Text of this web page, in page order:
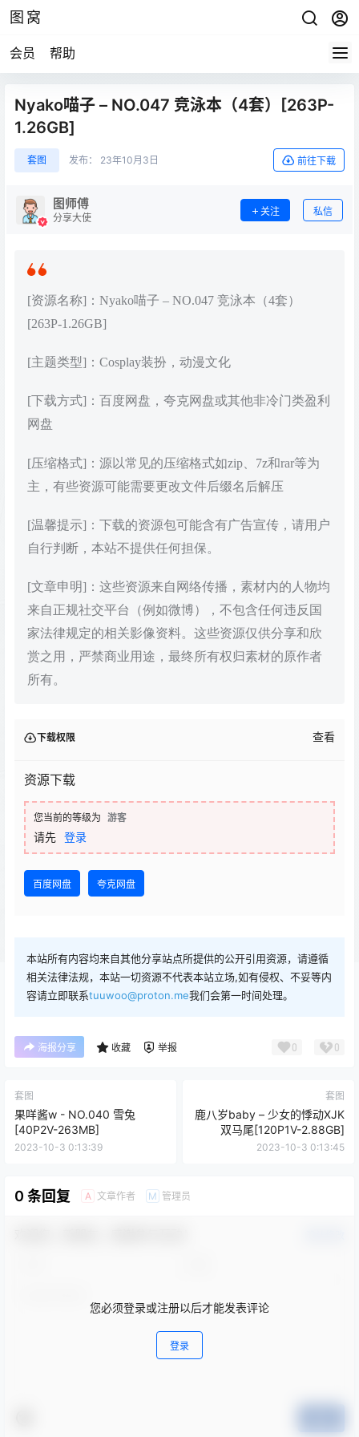
图窝
会员 帮助
Nyako喵子 – NO.047 竞泳本（4套）[263P-
1.26GB]
套图 发布： 23年10月3日 前往下载
图师傅
分享大使
关注 私信
[资源名称]：Nyako喵子 – NO.047 竞泳本（4套）
[263P-1.26GB]
[主题类型]：Cosplay装扮，动漫文化
[下载方式]：百度网盘，夸克网盘或其他非冷门类盈利
网盘
[压缩格式]：源以常见的压缩格式如zip、7z和rar等为
主，有些资源可能需要更改文件后缀名后解压
[温馨提示]：下载的资源包可能含有广告宣传，请用户
自行判断，本站不提供任何担保。
[文章申明]：这些资源来自网络传播，素材内的人物均
来自正规社交平台（例如微博），不包含任何违反国
家法律规定的相关影像资料。这些资源仅供分享和欣
赏之用，严禁商业用途，最终所有权归素材的原作者
所有。
下载权限 查看
资源下载
您当前的等级为 游客
请先 登录
百度网盘 夸克网盘
本站所有内容均来自其他分享站点所提供的公开引用资源，请遵循
相关法律法规，本站一切资源不代表本站立场,如有侵权、不妥等内
容请立即联系tuuwoo@proton.me我们会第一时间处理。
海报分享 收藏 举报 0 0
套图
果咩酱w - NO.040 雪兔
[40P2V-263MB]
2023-10-3 0:13:39
套图
鹿八岁baby – 少女的悸动XJK
双马尾[120P1V-2.88GB]
2023-10-3 0:13:45
0 条回复 A 文章作者 M 管理员
您必须登录或注册以后才能发表评论
登录